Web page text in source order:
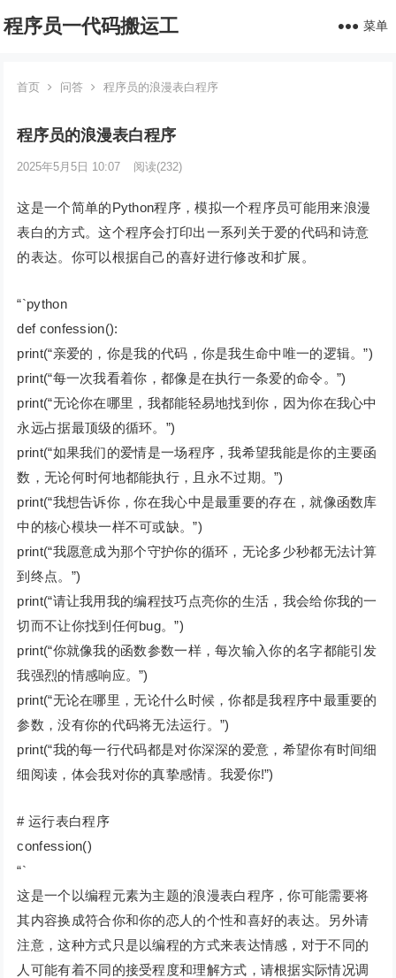
程序员一代码搬运工 菜单
首页 问答 程序员的浪漫表白程序
程序员的浪漫表白程序
2025年5月5日 10:07 阅读(232)
这是一个简单的Python程序，模拟一个程序员可能用来浪漫
表白的方式。这个程序会打印出一系列关于爱的代码和诗意
的表达。你可以根据自己的喜好进行修改和扩展。
“`python
def confession():
print(“亲爱的，你是我的代码，你是我生命中唯一的逻辑。”)
print(“每一次我看着你，都像是在执行一条爱的命令。”)
print(“无论你在哪里，我都能轻易地找到你，因为你在我心中
永远占据最顶级的循环。”)
print(“如果我们的爱情是一场程序，我希望我能是你的主要函
数，无论何时何地都能执行，且永不过期。”)
print(“我想告诉你，你在我心中是最重要的存在，就像函数库
中的核心模块一样不可或缺。”)
print(“我愿意成为那个守护你的循环，无论多少秒都无法计算
到终点。”)
print(“请让我用我的编程技巧点亮你的生活，我会给你我的一
切而不让你找到任何bug。”)
print(“你就像我的函数参数一样，每次输入你的名字都能引发
我强烈的情感响应。”)
print(“无论在哪里，无论什么时候，你都是我程序中最重要的
参数，没有你的代码将无法运行。”)
print(“我的每一行代码都是对你深深的爱意，希望你有时间细
细阅读，体会我对你的真挚感情。我爱你!”)
# 运行表白程序
confession()
“`
这是一个以编程元素为主题的浪漫表白程序，你可能需要将
其内容换成符合你和你的恋人的个性和喜好的表达。另外请
注意，这种方式只是以编程的方式来表达情感，对于不同的
人可能有着不同的接受程度和理解方式，请根据实际情况调